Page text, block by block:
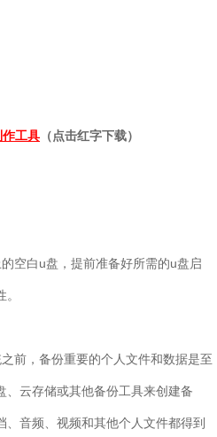
工具 （点击红字下载）
空白u盘，提前准备好所需的u盘启
前，备份重要的个人文件和数据是至
、云存储或其他备份工具来创建备
音频、视频和其他个人文件都得到